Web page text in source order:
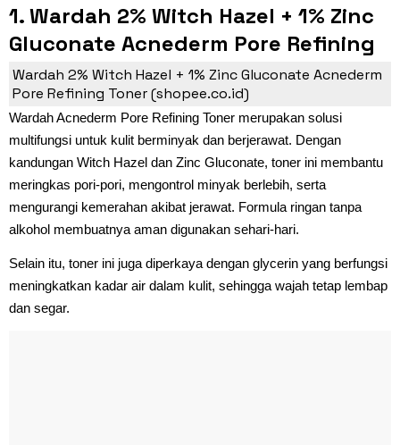
1. Wardah 2% Witch Hazel + 1% Zinc
Gluconate Acnederm Pore Refining
Toner
Wardah 2% Witch Hazel + 1% Zinc Gluconate Acnederm
Pore Refining Toner (shopee.co.id)
Wardah Acnederm Pore Refining Toner merupakan solusi
multifungsi untuk kulit berminyak dan berjerawat. Dengan
kandungan Witch Hazel dan Zinc Gluconate, toner ini membantu
meringkas pori-pori, mengontrol minyak berlebih, serta
mengurangi kemerahan akibat jerawat. Formula ringan tanpa
alkohol membuatnya aman digunakan sehari-hari.
Selain itu, toner ini juga diperkaya dengan glycerin yang berfungsi
meningkatkan kadar air dalam kulit, sehingga wajah tetap lembap
dan segar.